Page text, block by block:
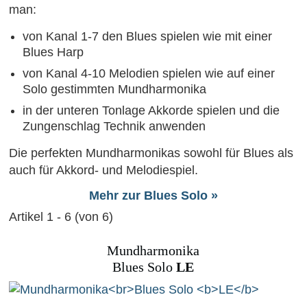
man:
von Kanal 1-7 den Blues spielen wie mit einer
Blues Harp
von Kanal 4-10 Melodien spielen wie auf einer
Solo gestimmten Mundharmonika
in der unteren Tonlage Akkorde spielen und die
Zungenschlag Technik anwenden
Die perfekten Mundharmonikas sowohl für Blues als
auch für Akkord- und Melodiespiel.
Mehr zur Blues Solo »
Artikel 1 - 6 (von 6)
Mundharmonika
Blues SoloLE